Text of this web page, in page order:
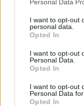
Personal Data
I want to opt-out
personal data.
Opted In
I want to opt-out
Personal Data.
Opted In
I want to opt-out
Personal Data
Opted In
Lietuva
Užulėnyje –
šventė: istorikai kels
neatsakytus
epochos klausimus